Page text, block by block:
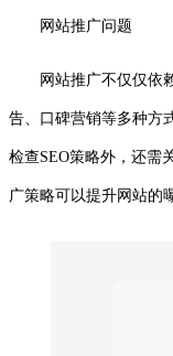
网站推广问题
网站推广不仅仅依
告、口碑营销等多种方
检查SEO策略外，还需
广策略可以提升网站的